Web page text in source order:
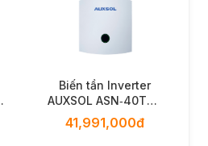
Biến tần Inverter
AUXSOL ASN‑40TL –
40 kW, 3 Pha
41,991,000đ